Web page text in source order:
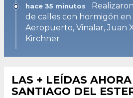
hace 35 minutos
de calles con hormigón en
Aeropuerto, Vinalar, Juan
Kirchner
LAS + LEÍDAS
SANTIAGO DEL